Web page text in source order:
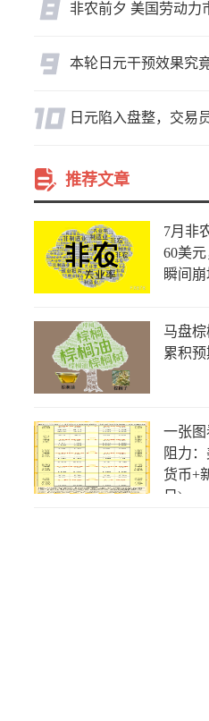
非农前夕 美国劳动力
本轮日元干预效果究
推荐文章
7月非
60美
瞬间崩
马盘
累积
一张
阻力
货币+
日)